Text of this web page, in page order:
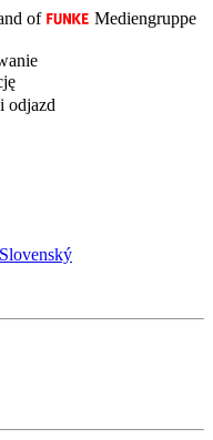
of
Mediengruppe
odjazd
Slovenský